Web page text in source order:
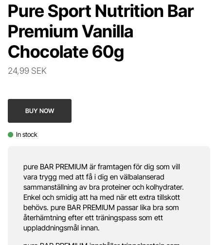
Pure Sport Nutrition Bar
Premium Vanilla
Chocolate 60g
24,99 SEK
BUY NOW
In stock
pure BAR PREMIUM är framtagen för dig som vill
vara trygg med att få i dig en välbalanserad
sammanställning av bra proteiner och kolhydrater.
Enkel och smidig att ha med när ett extra tillskott
behövs. pure BAR PREMIUM passar lika bra som
återhämtning efter ett träningspass som ett
uppladdningsmål innan.